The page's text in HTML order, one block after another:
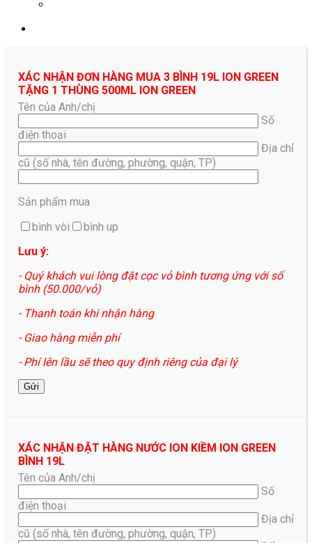
XÁC NHẬN ĐƠN HÀNG MUA 3 BÌNH 19L ION GREEN
TẶNG 1 THÙNG 500ML ION GREEN
Tên của Anh/chị
Số
điện thoại
Địa chỉ
cũ (số nhà, tên đường, phường, quận, TP)
Sản phẩm mua
bình vòi
bình up
Lưu ý:
- Quý khách vui lòng đặt cọc vỏ bình tương ứng với số
bình (50.000/vỏ)
- Thanh toán khi nhận hàng
- Giao hàng miễn phí
- Phí lên lầu sẽ theo quy định riêng của đại lý
XÁC NHẬN ĐẶT HÀNG NƯỚC ION KIỀM ION GREEN
BÌNH 19L
Tên của Anh/chị
Số
điện thoại
Địa chỉ
cũ (số nhà, tên đường, phường, quận, TP)